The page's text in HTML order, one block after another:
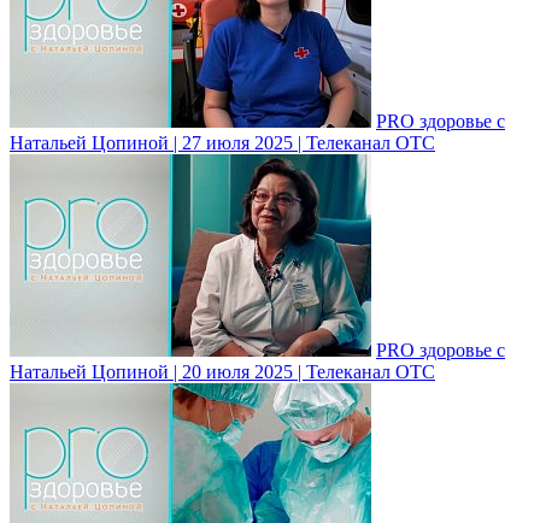
PRO здоровье с
Натальей Цопиной | 27 июля 2025 | Телеканал ОТС
PRO здоровье с
Натальей Цопиной | 20 июля 2025 | Телеканал ОТС